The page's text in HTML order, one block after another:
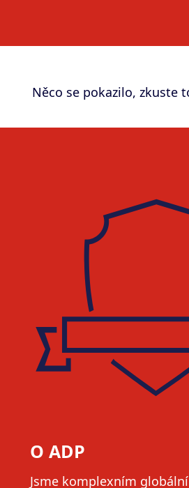
Něco se pokazilo, zkuste
O ADP
Jsme komplexním